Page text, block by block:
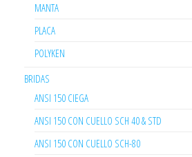
MANTA
PLACA
POLYKEN
BRIDAS
ANSI 150 CIEGA
ANSI 150 CON CUELLO SCH 40 & STD
ANSI 150 CON CUELLO SCH-80